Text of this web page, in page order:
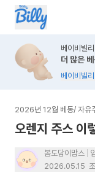
베이비빌
더 많은
베이비빌
2026년 12월 베동/ 자유
오렌지 주스 이
봄도담이맘스
2026.05.15